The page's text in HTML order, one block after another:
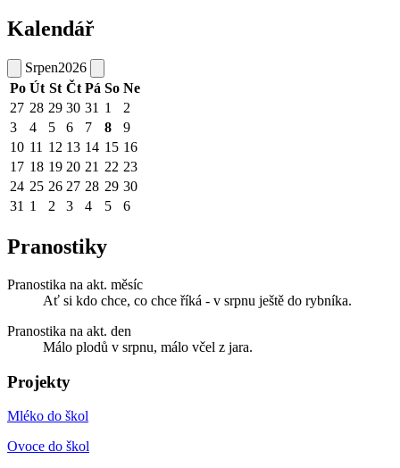
Kalendář
Srpen2026
Po Út St Čt Pá So Ne
27 28 29 30 31 1
2
3
4 5 6 7 8
9
10 11 12 13 14 15 16
17 18 19 20 21 22 23
24 25 26 27 28 29 30
31 1 2 3 4 5 6
Pranostiky
Pranostika na akt. měsíc
Ať si kdo chce, co chce říká - v srpnu ještě do rybníka.
Pranostika na akt. den
Málo plodů v srpnu, málo včel z jara.
Projekty
Mléko do škol
Ovoce do škol